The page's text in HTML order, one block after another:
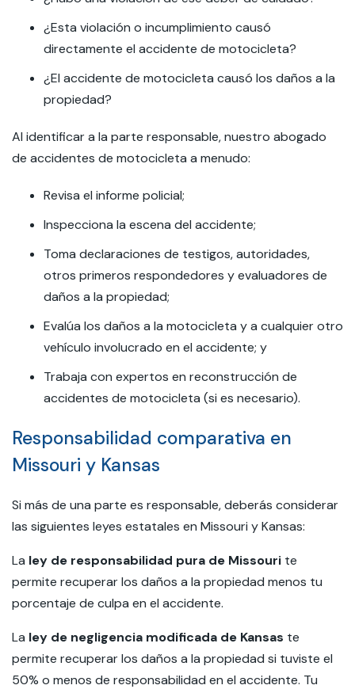
¿Esta violación o incumplimiento causó
directamente el accidente de motocicleta?
¿El accidente de motocicleta causó los daños a la
propiedad?
Al identificar a la parte responsable, nuestro abogado
de accidentes de motocicleta a menudo:
Revisa el informe policial;
Inspecciona la escena del accidente;
Toma declaraciones de testigos, autoridades,
otros primeros respondedores y evaluadores de
daños a la propiedad;
Evalúa los daños a la motocicleta y a cualquier otro
vehículo involucrado en el accidente; y
Trabaja con expertos en reconstrucción de
accidentes de motocicleta (si es necesario).
Responsabilidad comparativa en
Missouri y Kansas
Si más de una parte es responsable, deberás considerar
las siguientes leyes estatales en Missouri y Kansas:
La ley de responsabilidad pura de Missouri te
permite recuperar los daños a la propiedad menos tu
porcentaje de culpa en el accidente.
La ley de negligencia modificada de Kansas te
permite recuperar los daños a la propiedad si tuviste el
50% o menos de responsabilidad en el accidente. Tu